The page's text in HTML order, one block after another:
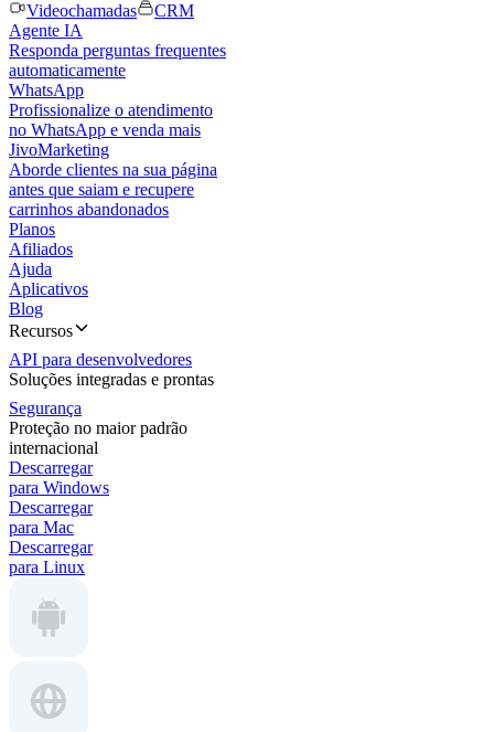
Videochamadas
CRM
Agente IA
Responda perguntas frequentes
automaticamente
WhatsApp
Profissionalize o atendimento
no WhatsApp e venda mais
JivoMarketing
Aborde clientes na sua página
antes que saiam e recupere
carrinhos abandonados
Planos
Afiliados
Ajuda
Aplicativos
Blog
Recursos
API para desenvolvedores
Soluções integradas e prontas
Segurança
Proteção no maior padrão
internacional
Descarregar
para Windows
Descarregar
para Mac
Descarregar
para Linux